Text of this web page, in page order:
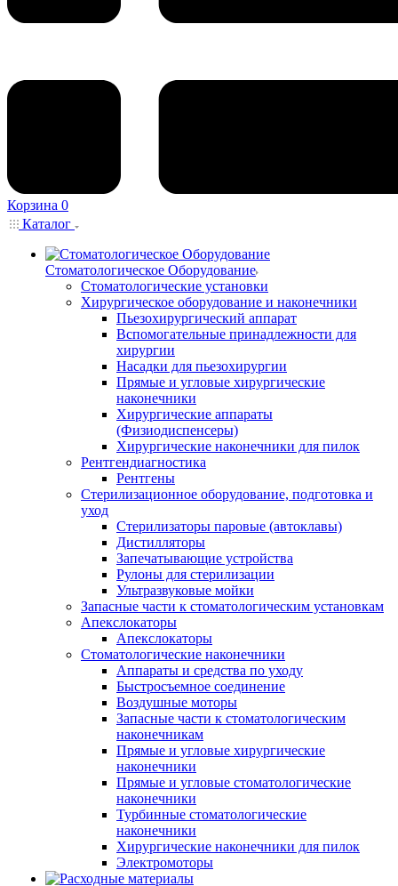
Корзина 0
Каталог
Стоматологическое Оборудование
Стоматологические установки
Хирургическое оборудование и наконечники
Пьезохирургический аппарат
Вспомогательные принадлежности для
хирургии
Насадки для пьезохирургии
Прямые и угловые хирургические
наконечники
Хирургические аппараты
(Физиодиспенсеры)
Хирургические наконечники для пилок
Рентгендиагностика
Рентгены
Стерилизационное оборудование, подготовка и
уход
Стерилизаторы паровые (автоклавы)
Дистилляторы
Запечатывающие устройства
Рулоны для стерилизации
Ультразвуковые мойки
Запасные части к стоматологическим установкам
Апекслокаторы
Апекслокаторы
Стоматологические наконечники
Аппараты и средства по уходу
Быстросъемное соединение
Воздушные моторы
Запасные части к стоматологическим
наконечникам
Прямые и угловые хирургические
наконечники
Прямые и угловые стоматологические
наконечники
Турбинные стоматологические
наконечники
Хирургические наконечники для пилок
Электромоторы